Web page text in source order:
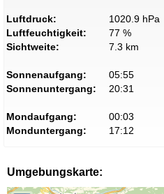
Luftdruck:
1020.9 hPa
Luftfeuchtigkeit:
77 %
Sichtweite:
7.3 km
Sonnenaufgang:
05:55
Sonnenuntergang:
20:31
Mondaufgang:
00:03
Monduntergang:
17:12
Umgebungskarte: